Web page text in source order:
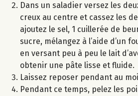
Dans un saladier versez les
creux au centre et cassez les
ajoutez le sel, 1 cuillerée de
sucre, mélangez à l’aide d’un
en versant peu à peu le lait
obtenir une pâte lisse et fluide.
Laissez reposer pendant au
Pendant ce temps, pelez les